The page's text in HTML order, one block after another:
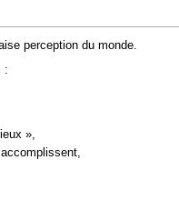
perception du monde.
:
»,